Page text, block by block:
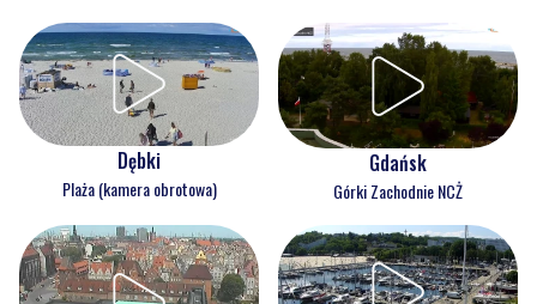
Dębki
Plaża (kamera obrotowa)
Gdańsk
Górki Zachodnie NCŻ